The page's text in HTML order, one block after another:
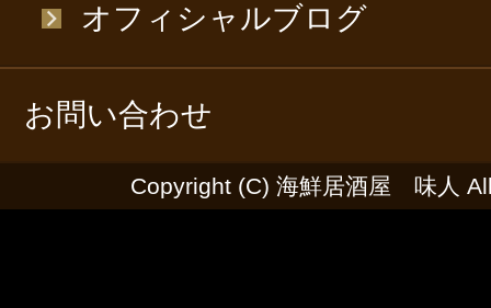
オフィシャルブログ
お問い合わせ
Copyright (C) 海鮮居酒屋 味人